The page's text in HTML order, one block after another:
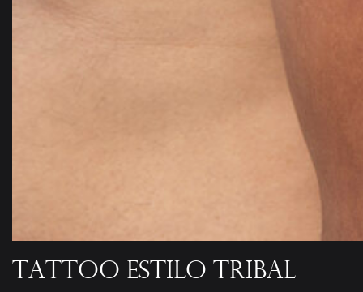
Tattoo estilo tribal